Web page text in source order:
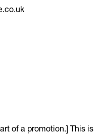
of a promotion.] This is